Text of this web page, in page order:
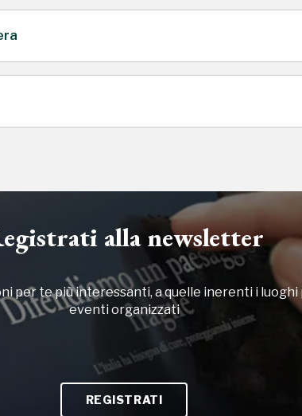
alla newsletter
per te più interessanti, a quelle inerenti i luoghi
eventi organizzati
REGISTRATI